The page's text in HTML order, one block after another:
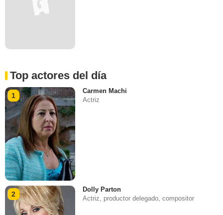
Top actores del día
1
Carmen Machi
Actriz
2
Dolly Parton
Actriz, productor delegado, compositor